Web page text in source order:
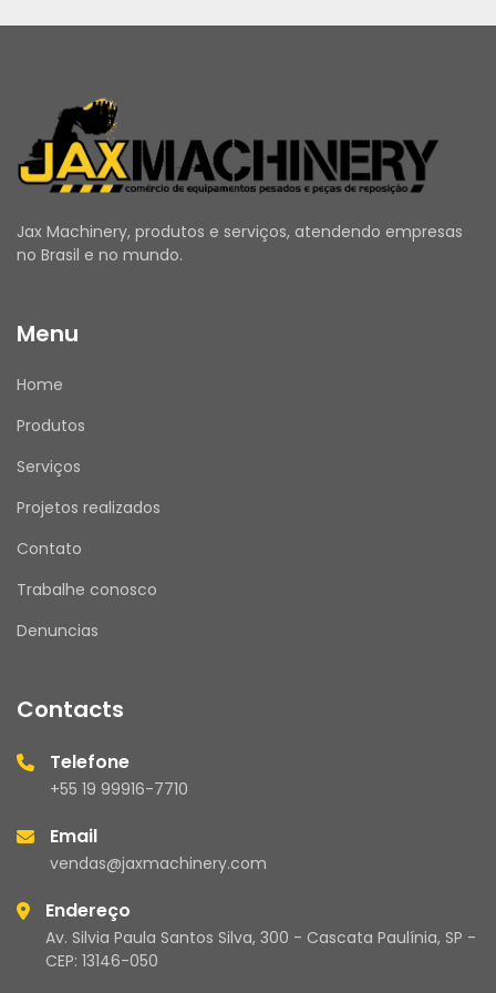
Utilize o campo de Perguntas e Respostas
para esclarecer todas as suas dúvidas.
Verifique se seus dados de entrega e cadastro
estão atualizados.
APÓS A COMPRA
Assim que receber o produto, por favor, avalie
sua experiência de compra conosco. Sua
ATENDIMENTO
sexta, das 08h00 às 17h30.
Mensagens enviadas fora desse horário serão
JAX MACHINERY – Brasil
Compromisso com qualidade e atendimento
de excelência.
Jax Machinery, produtos e serviços, atendendo empresas
no Brasil e no mundo.
Menu
Home
Produtos
Serviços
Projetos realizados
Contato
Trabalhe conosco
Denuncias
Contacts
Telefone
+55 19 99916-7710
Email
vendas@jaxmachinery.com
Endereço
Av. Silvia Paula Santos Silva, 300 - Cascata Paulínia, SP -
CEP: 13146-050